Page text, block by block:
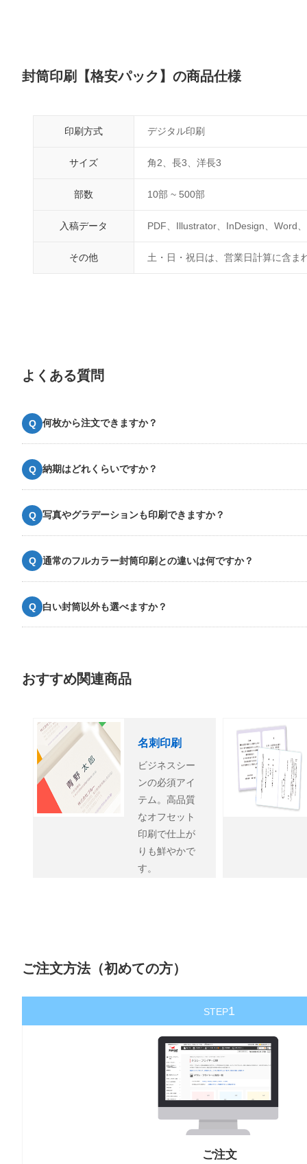
封筒印刷【格安パック】の商品仕様
印刷方式 デジタル印刷
サイズ 角2、長3、洋長3
部数 10部 ~ 500部
入稿データ PDF、Illustrator、InDesign、Word
その他 土・日・祝日は、営業日計算に含ま
よくある質問
何枚から注文できますか？
納期はどれくらいですか？
写真やグラデーションも印刷できますか？
通常のフルカラー封筒印刷との違いは何ですか？
白い封筒以外も選べますか？
おすすめ関連商品
名刺印刷
ビジネスシー
ンの必須アイ
テム。高品質
なオフセット
印刷で仕上が
りも鮮やかで
す。
ご注文方法（初めての方）
STEP1
ご注文